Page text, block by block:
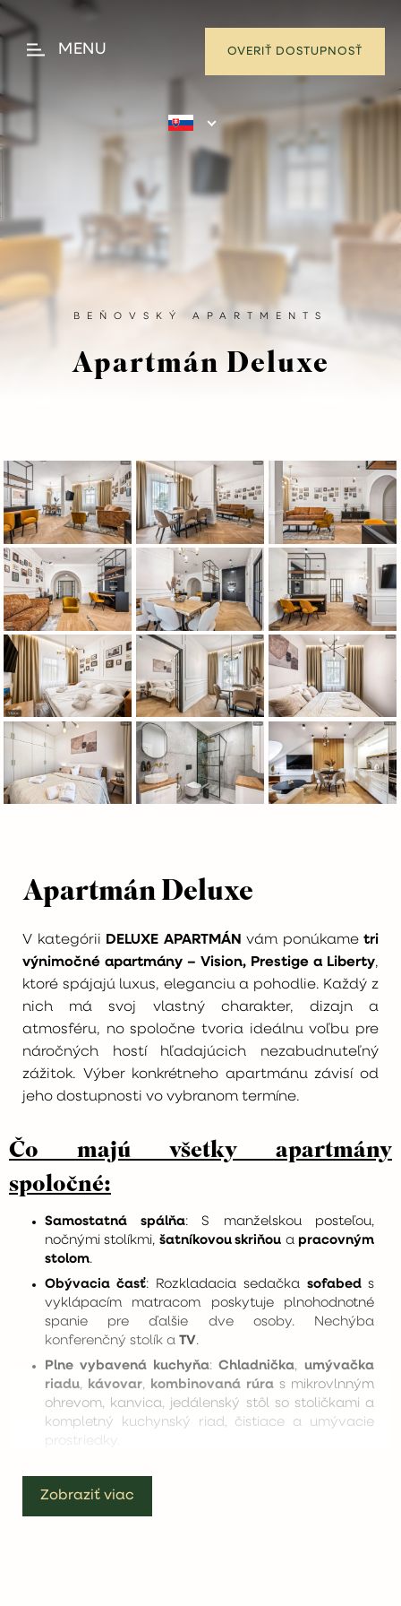
MENU OVERIŤ DOSTUPNOSŤ
M
O
R
A
R
T
M
Á
N
Y
BEŇOVSKÝ APARTMENTS
Apartmán Deluxe
Apartmán Deluxe
V kategórii DELUXE APARTMÁN vám ponúkame tri
výnimočné apartmány – Vision, Prestige a Liberty,
ktoré spájajú luxus, eleganciu a pohodlie. Každý z
nich má svoj vlastný charakter, dizajn a
atmosféru, no spoločne tvoria ideálnu voľbu pre
náročných hostí hľadajúcich nezabudnuteľný
zážitok. Výber konkrétneho apartmánu závisí od
jeho dostupnosti vo vybranom termíne.
Čo majú všetky apartmány
spoločné:
Samostatná spálňa: S manželskou posteľou,
nočnými stolíkmi, šatníkovou skriňou a pracovným
stolom.
Obývacia časť: Rozkladacia sedačka sofabed s
vyklápacím matracom poskytuje plnohodnotné
spanie pre ďalšie dve osoby. Nechýba
konferenčný stolík a TV.
Plne vybavená kuchyňa:Chladnička, umývačka
riadu, kávovar, kombinovaná rúras mikrovlnným
ohrevom, kanvica, jedálenský stôl so stoličkami a
kompletný kuchynský riad, čistiace a umývacie
prostriedky.
práčka so sušičkou
kúpeľňová kozmetika, uteráky. Niektoré
Zobraziť viac